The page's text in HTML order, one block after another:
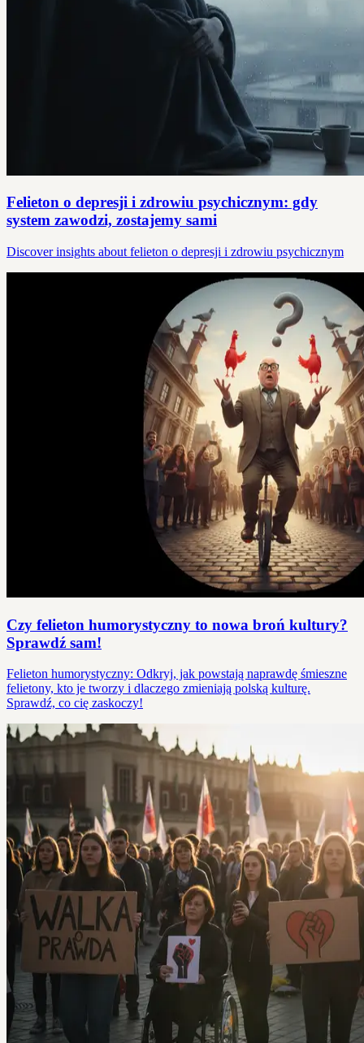
Felieton o depresji i zdrowiu psychicznym: gdy
system zawodzi, zostajemy sami
Discover insights about felieton o depresji i zdrowiu psychicznym
Czy felieton humorystyczny to nowa broń kultury?
Sprawdź sam!
Felieton humorystyczny: Odkryj, jak powstają naprawdę śmieszne
felietony, kto je tworzy i dlaczego zmieniają polską kulturę.
Sprawdź, co cię zaskoczy!